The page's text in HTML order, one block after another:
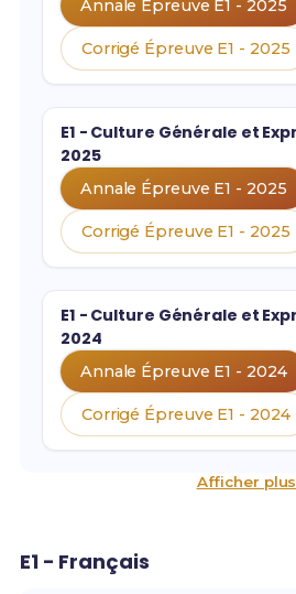
Annale Épreuve E1 - 2025
Corrigé Épreuve E1 - 2025
E1 - Culture Générale et
2025
Annale Épreuve E1 - 2025
Corrigé Épreuve E1 - 2025
E1 - Culture Générale et
2024
Annale Épreuve E1 - 2024
Corrigé Épreuve E1 - 2024
Afficher plus
E1 - Français